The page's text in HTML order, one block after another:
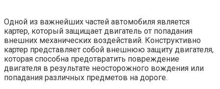
Одной из важнейших частей автомобиля является
картер, который защищает двигатель от попадания
внешних механических воздействий. Конструктивно
картер представляет собой внешнюю защиту двигателя,
которая способна предотвратить повреждение
двигателя в результате неосторожного вождения или
попадания различных предметов на дороге.